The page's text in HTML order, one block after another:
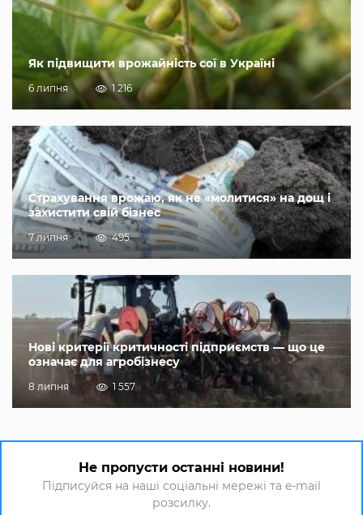
Як підвищити врожайність сої в Україні
6 липня 1 216
Страхування врожаю, як не «молитися» на дощ і
захистити свій бізнес
7 липня 495
Нові критерії критичності підприємств — що це
означає для агробізнесу
8 липня 1 557
Не пропусти останні новини!
Підписуйся на наші соціальні мережі та e-mail
розсилку.